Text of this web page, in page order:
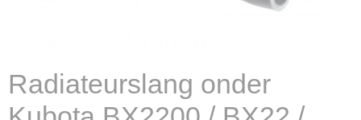
Radiateurslang onder